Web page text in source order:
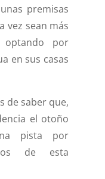
premisas
vez sean más
optando por
en sus casas
de saber que,
el otoño
pista por
de esta